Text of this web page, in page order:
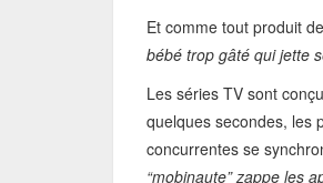
Et comme tout produit
bébé trop gâté qui jette
Les séries TV sont
quelques secondes, les
concurrentes se
“mobinaute” zappe les